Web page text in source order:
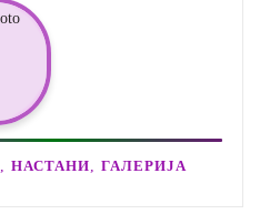
,НАСТАНИ,ГАЛЕРИЈА